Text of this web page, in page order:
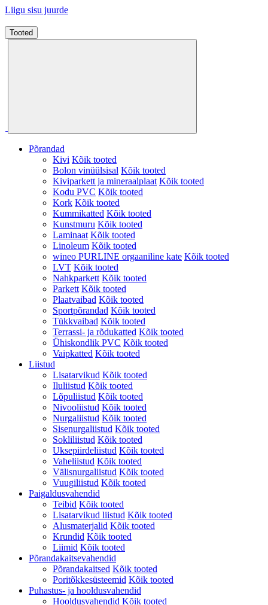
Liigu sisu juurde
Tooted
Põrandad
Kivi Kõik tooted
Bolon vinüülsisal Kõik tooted
Kiviparkett ja mineraalplaat Kõik tooted
Kodu PVC Kõik tooted
Kork Kõik tooted
Kummikatted Kõik tooted
Kunstmuru Kõik tooted
Laminaat Kõik tooted
Linoleum Kõik tooted
wineo PURLINE orgaaniline kate Kõik tooted
LVT Kõik tooted
Nahkparkett Kõik tooted
Parkett Kõik tooted
Plaatvaibad Kõik tooted
Sportpõrandad Kõik tooted
Tükkvaibad Kõik tooted
Terrassi- ja rõdukatted Kõik tooted
Ühiskondlik PVC Kõik tooted
Vaipkatted Kõik tooted
Liistud
Lisatarvikud Kõik tooted
Iluliistud Kõik tooted
Lõpuliistud Kõik tooted
Nivooliistud Kõik tooted
Nurgaliistud Kõik tooted
Sisenurgaliistud Kõik tooted
Sokliliistud Kõik tooted
Uksepiirdeliistud Kõik tooted
Vaheliistud Kõik tooted
Välisnurgaliistud Kõik tooted
Vuugiliistud Kõik tooted
Paigaldusvahendid
Teibid Kõik tooted
Lisatarvikud liistud Kõik tooted
Alusmaterjalid Kõik tooted
Krundid Kõik tooted
Liimid Kõik tooted
Põrandakaitsevahendid
Põrandakaitsed Kõik tooted
Poritõkkesüsteemid Kõik tooted
Puhastus- ja hooldusvahendid
Hooldusvahendid Kõik tooted